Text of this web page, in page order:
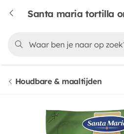
Houdbare & maaltijden